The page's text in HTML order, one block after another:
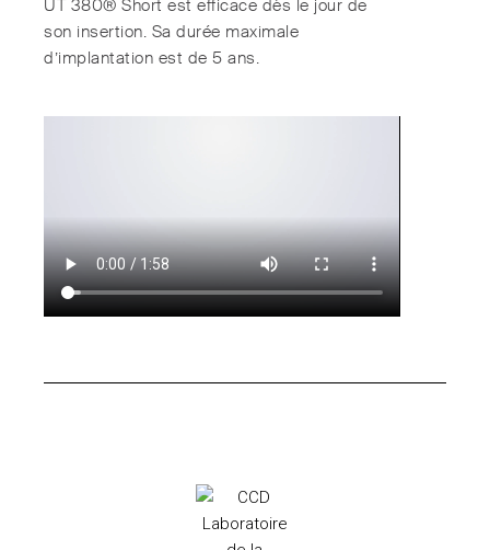
UT 380® Short est efficace dès le jour de
son insertion. Sa durée maximale
d’implantation est de 5 ans.